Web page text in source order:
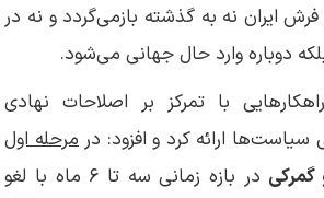
ایران نه به گذشته بازمی‌گردد و نه در
دوباره وارد حال جهانی می‌شود.
با تمرکز بر اصلاحات نهادی
سیاست‌ها ارائه کرد و افزود: درمرحله اول
گمرکی
در بازه زمانی سه تا ۶ ماه با لغو